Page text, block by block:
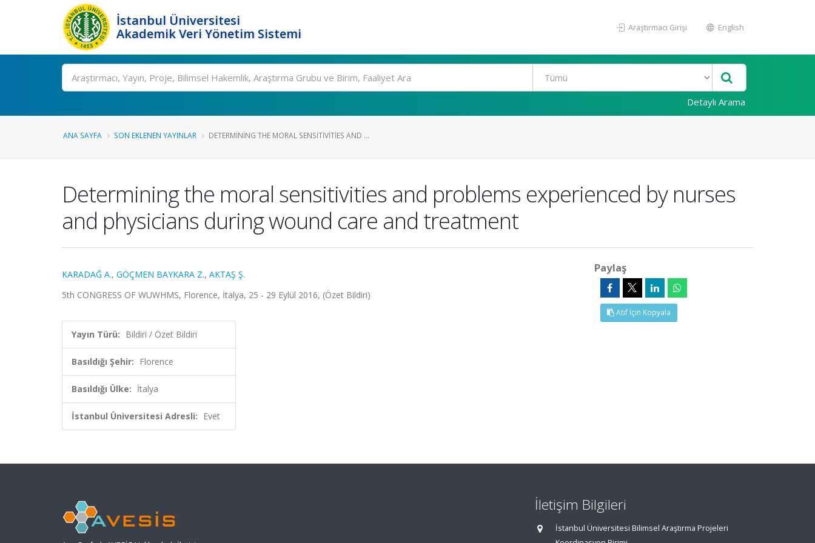
İstanbul Üniversitesi
Akademik Veri Yönetim Sistemi
Araştırmacı Girişi English
Ara
Detaylı Arama
ANA SAYFA SON EKLENEN YAYINLAR DETERMINING THE MORAL SENSITIVITIES AND ...
Determining the moral sensitivities and problems experienced by nurses
and physicians during wound care and treatment
KARADAĞ A., GÖÇMEN BAYKARA Z., AKTAŞ Ş.
5th CONGRESS OF WUWHMS, Florence, İtalya, 25 - 29 Eylül 2016, (Özet Bildiri)
Yayın Türü: Bildiri / Özet Bildiri
Basıldığı Şehir: Florence
Basıldığı Ülke: İtalya
İstanbul Üniversitesi Adresli: Evet
Paylaş
Atıf İçin Kopyala
İletişim Bilgileri
İstanbul Üniversitesi Bilimsel Araştırma Projeleri